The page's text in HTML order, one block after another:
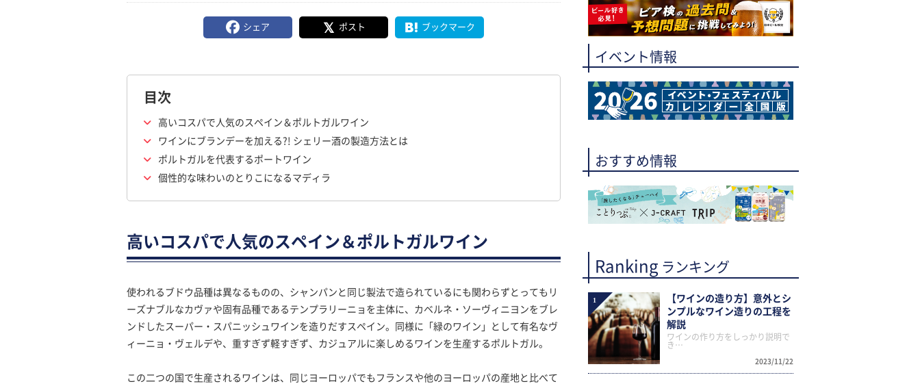
シェア ポスト ブックマーク
目次
高いコスパで人気のスペイン＆ポルトガルワイン
ワインにブランデーを加える?! シェリー酒の製造方法とは
ポルトガルを代表するポートワイン
個性的な味わいのとりこになるマディラ
高いコスパで人気のスペイン＆ポルトガルワイン
使われるブドウ品種は異なるものの、シャンパンと同じ製法で造られているにも関わらずとってもリ
ーズナブルなカヴァや固有品種であるテンプラリーニョを主体に、カベルネ・ソーヴィニヨンをブレ
ンドしたスーパー・スパニッシュワインを造りだすスペイン。同様に「緑のワイン」として有名なヴ
ィーニョ・ヴェルデや、重すぎず軽すぎず、カジュアルに楽しめるワインを生産するポルトガル。
この二つの国で生産されるワインは、同じヨーロッパでもフランスや他のヨーロッパの産地と比べて
イベント情報
おすすめ情報
Ranking ランキング
1
【ワインの造り方】意外とシ
ンプルなワイン造りの工程を
解説
2023/11/22
ワインの作り方をしっかり説明で
き…